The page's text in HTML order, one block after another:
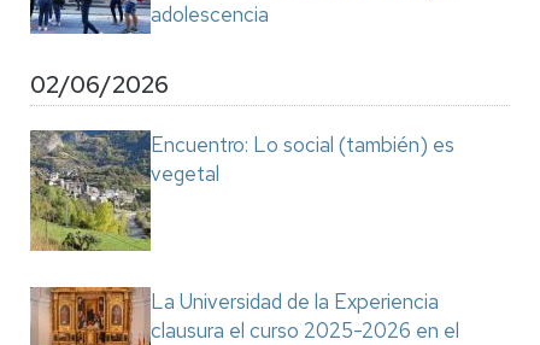
adolescencia
02/06/2026
Encuentro: Lo social (también) es
vegetal
La Universidad de la Experiencia
clausura el curso 2025-2026 en el